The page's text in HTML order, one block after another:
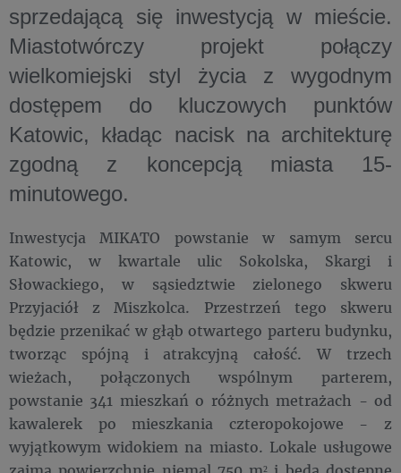
sprzedającą się inwestycją w mieście.
Miastotwórczy projekt połączy
wielkomiejski styl życia z wygodnym
dostępem do kluczowych punktów
Katowic, kładąc nacisk na architekturę
zgodną z koncepcją miasta 15-
minutowego.
Inwestycja MIKATO powstanie w samym sercu
Katowic, w kwartale ulic Sokolska, Skargi i
Słowackiego, w sąsiedztwie zielonego skweru
Przyjaciół z Miszkolca. Przestrzeń tego skweru
będzie przenikać w głąb otwartego parteru budynku,
tworząc spójną i atrakcyjną całość. W trzech
wieżach, połączonych wspólnym parterem,
powstanie 341 mieszkań o różnych metrażach - od
kawalerek po mieszkania czteropokojowe - z
wyjątkowym widokiem na miasto. Lokale usługowe